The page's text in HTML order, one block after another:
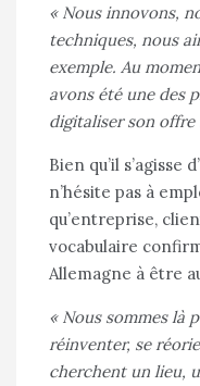
« Nous innovons,
techniques, nous
exemple. Au
avons été une des
digitaliser son offre
Bien qu’il s’agisse
n’hésite pas à
qu’entreprise,
vocabulaire
Allemagne à être
« Nous sommes là
réinventer, se
cherchent un lieu,